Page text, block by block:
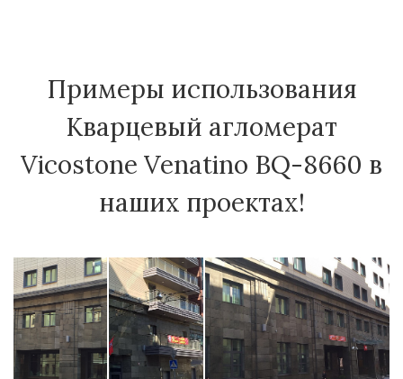
Примеры использования
Кварцевый агломерат
Vicostone Venatino BQ-8660 в
наших проектах!